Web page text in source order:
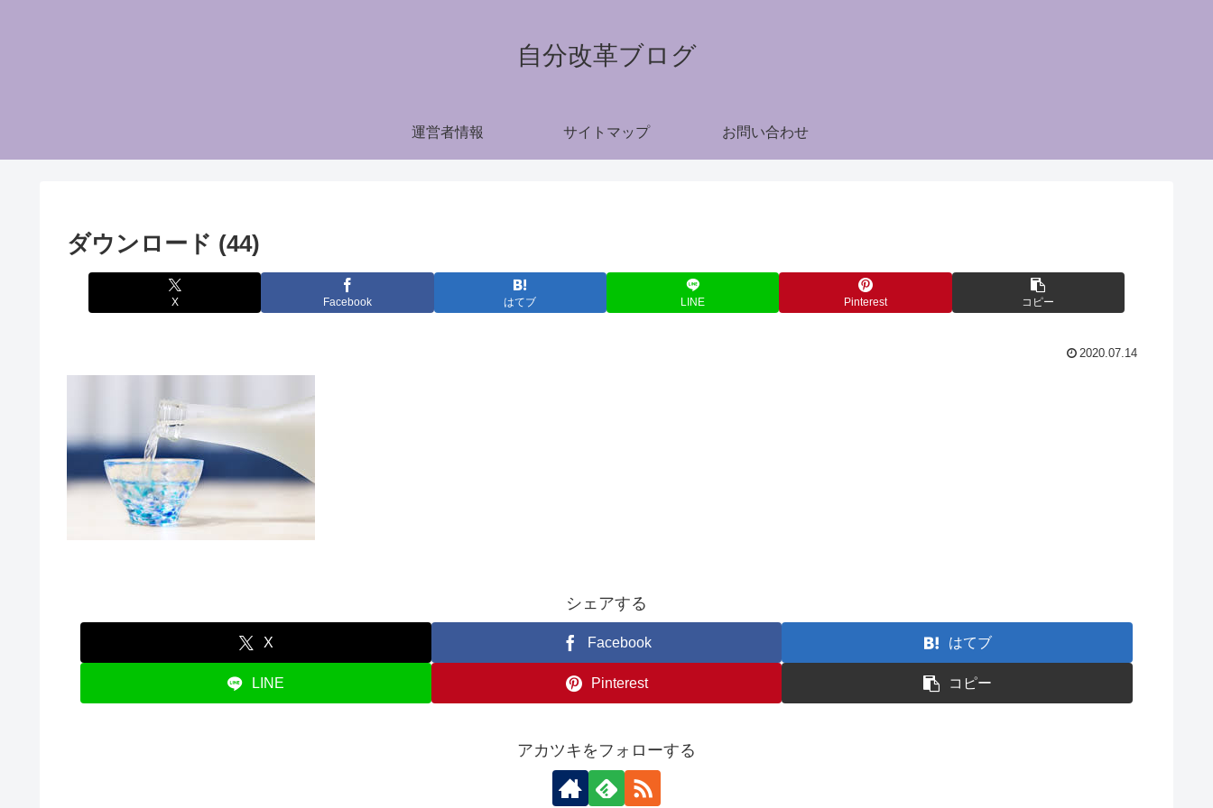
自分改革ブログ
運営者情報 サイトマップ お問い合わせ
ダウンロード (44)
X Facebook はてブ LINE Pinterest コピー
2020.07.14
シェアする
X Facebook はてブ
LINE Pinterest コピー
アカツキをフォローする